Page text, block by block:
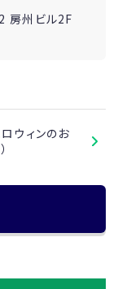
州ビル2F
ウィンのお